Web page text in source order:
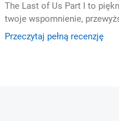
The Last of Us Part I to
twoje wspomnienie,
Przeczytaj pełną recenzję